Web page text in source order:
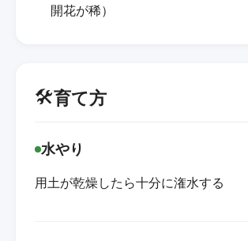
開花が稀）
🛠️育て方
水やり
用土が乾燥したら十分に潅水する